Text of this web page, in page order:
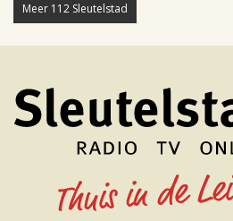
Meer 112 Sleutelstad